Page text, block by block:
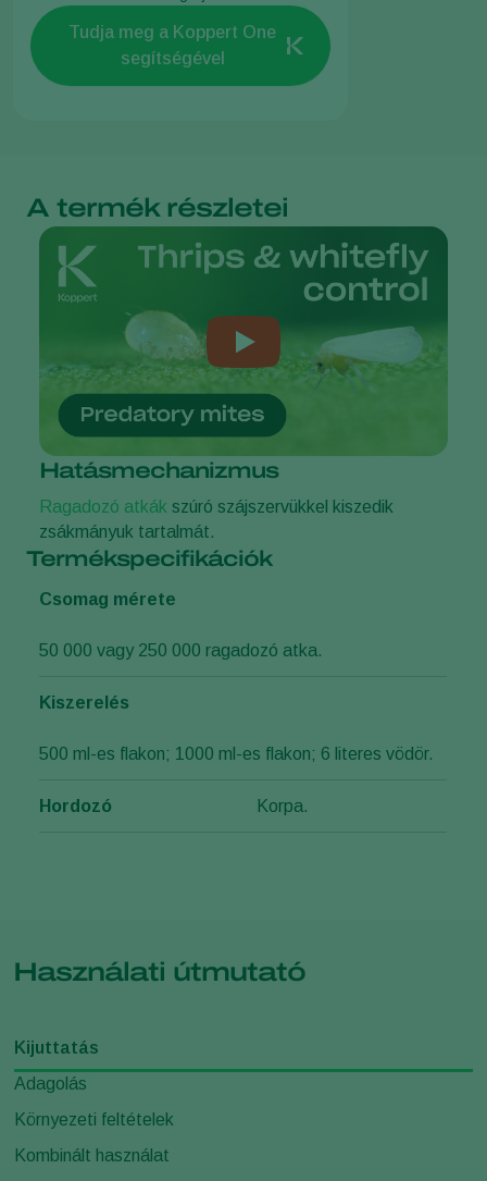
Tudja meg a Koppert One
segítségével
A termék részletei
Hatásmechanizmus
Ragadozó atkák szúró szájszervükkel kiszedik
zsákmányuk tartalmát.
Termékspecifikációk
Csomag mérete
50 000 vagy 250 000 ragadozó atka.
Kiszerelés
500 ml-es flakon; 1000 ml-es flakon; 6 literes vödör.
Hordozó Korpa.
Használati útmutató
Kijuttatás
Adagolás
Környezeti feltételek
Kombinált használat